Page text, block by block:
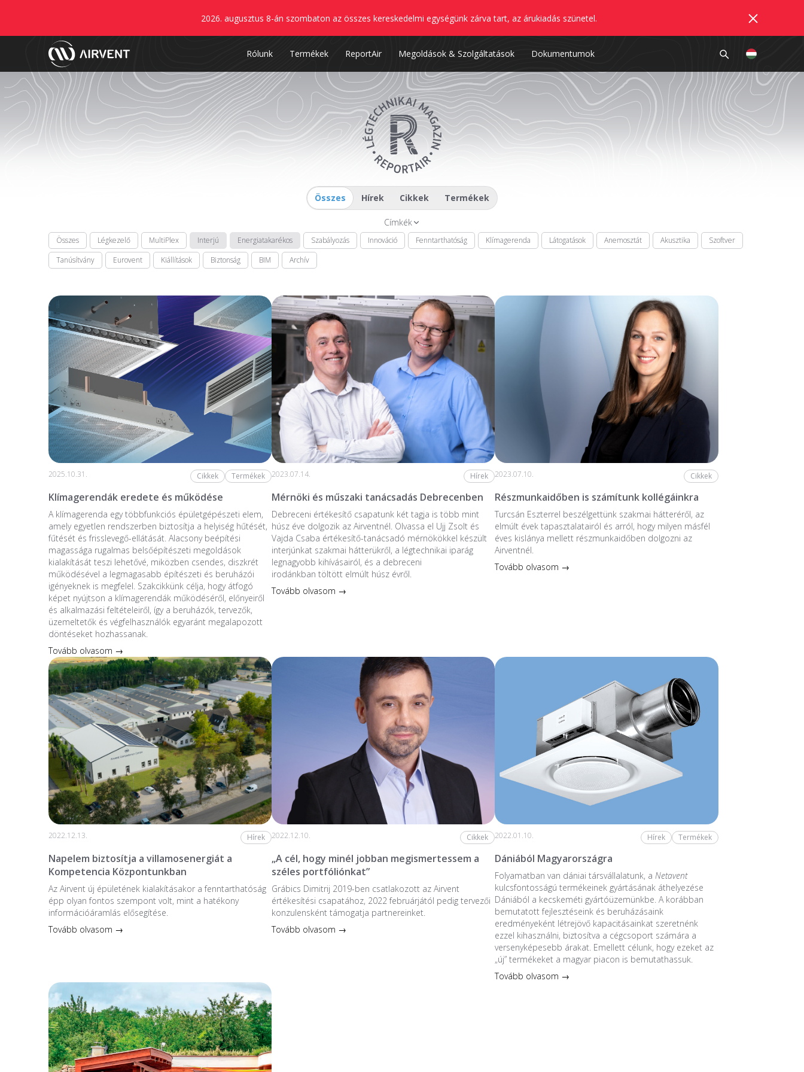
2026. augusztus 8-án szombaton az összes kereskedelmi egységünk zárva tart, az árukiadás szünetel.
Rólunk Termékek ReportAir Megoldások & Szolgáltatások Dokumentumok
Összes Hírek Cikkek Termékek
Címkék
Összes Légkezelő MultiPlex Interjú Energiatakarékos Szabályozás Innováció Fenntarthatóság Klímagerenda Látogatások Anemosztát Akusztika
Szoftver
Tanúsítvány
Eurovent Kiállítások Biztonság BIM Archív
2025.10.31. Cikkek Termékek
Klímagerendák eredete és működése
A klímagerenda egy többfunkciós épületgépészeti elem,
amely egyetlen rendszerben biztosítja a helyiség hűtését,
fűtését és frisslevegő-ellátását. Alacsony beépítési
magassága rugalmas belsőépítészeti megoldások
kialakítását teszi lehetővé, miközben csendes, diszkrét
működésével a legmagasabb építészeti és beruházói
igényeknek is megfelel. Szakcikkünk célja, hogy átfogó
képet nyújtson a klímagerendák működéséről, előnyeiről
és alkalmazási feltételeiről, így a beruházók, tervezők,
üzemeltetők és végfelhasználók egyaránt megalapozott
döntéseket hozhassanak.
Tovább olvasom →
2023.07.14. Hírek
Mérnöki és műszaki tanácsadás Debrecenben
Debreceni értékesítő csapatunk két tagja is több mint
húsz éve dolgozik az Airventnél. Olvassa el Ujj Zsolt és
Vajda Csaba értékesítő-tanácsadó mérnökökkel készült
interjúnkat szakmai hátterükről, a légtechnikai iparág
legnagyobb kihívásairól, és a debreceni
irodánkban töltött elmúlt húsz évről.
Tovább olvasom →
2023.07.10. Cikkek
Részmunkaidőben is számítunk kollégáinkra
Turcsán Eszterrel beszélgettünk szakmai hátteréről, az
elmúlt évek tapasztalatairól és arról, hogy milyen másfél
éves kislánya mellett részmunkaidőben dolgozni az
Airventnél.
Tovább olvasom →
2022.12.13. Hírek
Napelem biztosítja a villamosenergiát a
Kompetencia Központunkban
Az Airvent új épületének kialakításakor a fenntarthatóság
épp olyan fontos szempont volt, mint a hatékony
információáramlás elősegítése.
Tovább olvasom →
2022.12.10. Cikkek
„A cél, hogy minél jobban megismertessem a
széles portfóliónkat”
Grábics Dimitrij 2019-ben csatlakozott az Airvent
értékesítési csapatához, 2022 februárjától pedig tervezői
konzulensként támogatja partnereinket.
Tovább olvasom →
2022.01.10. Hírek Termékek
Dániából Magyarországra
Folyamatban van dániai társvállalatunk, aNetavent
kulcsfontosságú termékeinek gyártásának áthelyezése
Dániából a kecskeméti gyártóüzemünkbe. A korábban
bemutatott fejlesztéseink és beruházásaink
eredményeként létrejövő kapacitásainkat szeretnénk
ezzel kihasználni, biztosítva a cégcsoport számára a
versenyképesebb árakat. Emellett célunk, hogy ezeket az
„új” termékeket a magyar piacon is bemutathassuk.
Tovább olvasom →